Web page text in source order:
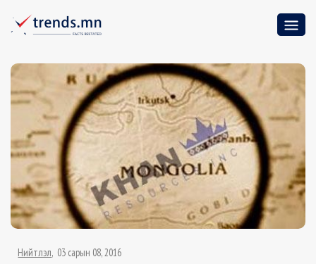
Нийтлэл 03 сарын 08, 2016